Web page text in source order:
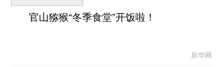
官山猕猴“冬季食堂”开饭啦！
新华网